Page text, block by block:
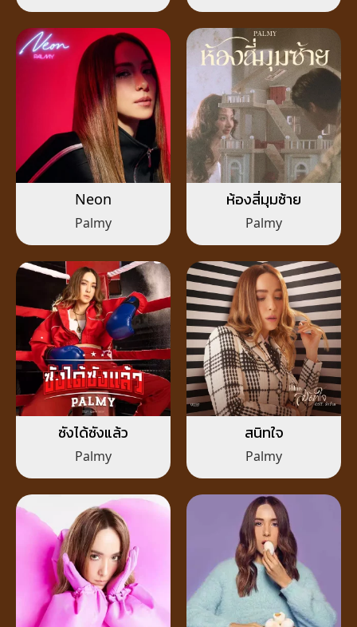
Neon
Palmy
ห้องสี่มุมซ้าย
Palmy
ซังได้ซังแล้ว
Palmy
สนิทใจ
Palmy